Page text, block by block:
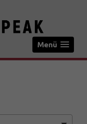
Menü